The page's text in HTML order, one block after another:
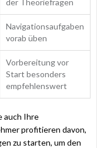
Navigationsaufgaben
vorab üben
Vorbereitung vor
Start besonders
empfehlenswert
auch Ihre
profitieren davon,
zu starten, um den